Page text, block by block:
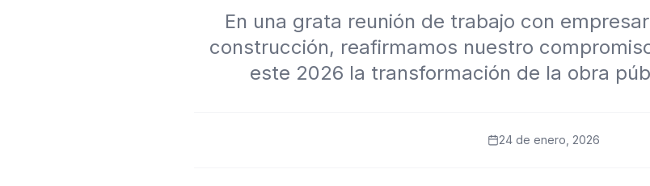
En una grata reunión de trabajo con
construcción, reafirmamos nuestro
este 2026 la transformación de la obra
24 de enero, 2026